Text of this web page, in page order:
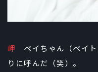
岬 ペイちゃん（ペイ
りに呼んだ（笑）。